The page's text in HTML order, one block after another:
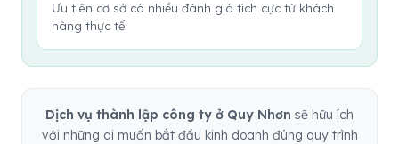
Ưu tiên cơ sở có nhiều đánh giá tích cực từ khách
hàng thực tế.
Dịch vụ thành lập công ty ở Quy Nhơn sẽ hữu ích
với những ai muốn bắt đầu kinh doanh đúng quy trình